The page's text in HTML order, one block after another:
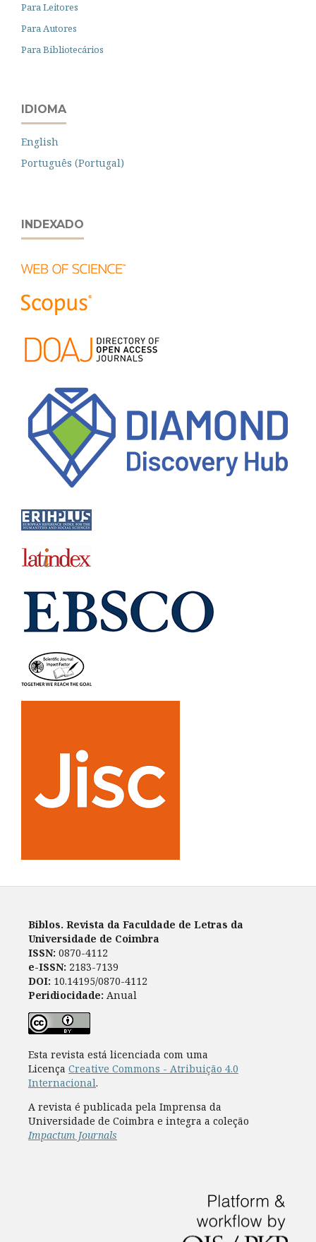
Para Leitores
Para Autores
Para Bibliotecários
IDIOMA
English
Português (Portugal)
INDEXADO
Biblos. Revista da Faculdade de Letras da
Universidade de Coimbra
ISSN: 0870-4112
e-ISSN: 2183-7139
DOI: 10.14195/0870-4112
Peridiocidade: Anual
Esta revista está licenciada com uma
Licença Creative Commons - Atribuição 4.0
Internacional.
A revista é publicada pela Imprensa da
Universidade de Coimbra e integra a coleção
Impactum Journals